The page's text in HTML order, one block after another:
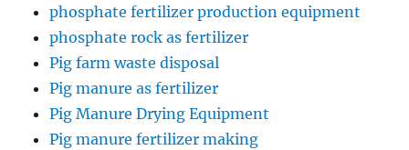
phosphate fertilizer production equipment
phosphate rock as fertilizer
Pig farm waste disposal
Pig manure as fertilizer
Pig Manure Drying Equipment
Pig manure fertilizer making